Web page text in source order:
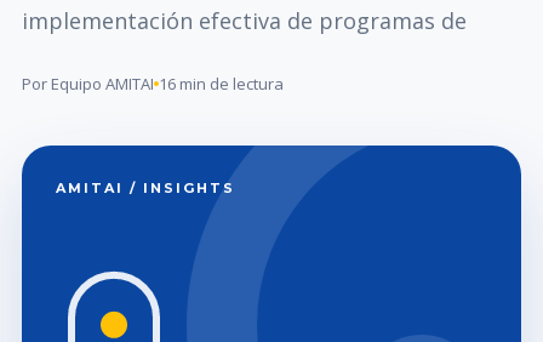
implementación efectiva de programas de
Por Equipo AMITAI 16 min de lectura
AMITAI / INSIGHTS